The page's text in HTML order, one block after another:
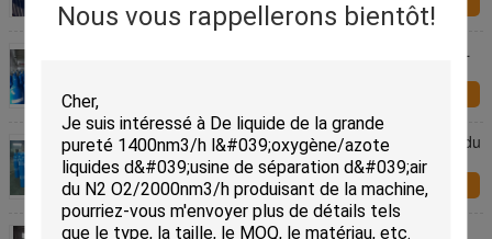
Nous vous rappellerons bientôt!
Contact
Cylindre de gaz industriel des compresses 10L/16L
La couleur bleue a adapté le cylindre aux besoins du
client de gaz comprimé d'acier sans couture 8L -
22.3L ISO9809-3 Contact
30 livres ont adapté le ballon en acier d'hélium de